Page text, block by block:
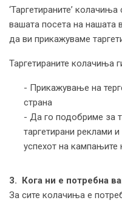
‘Таргетираните’
вашата посета на нашата
да ви прикажуваме
Таргетираните колачиња
- Прикажување на
страна
- Да го подобриме за
таргетирани реклами
успехот на кампањите
3. Кога ни е потребна
За сите колачиња е